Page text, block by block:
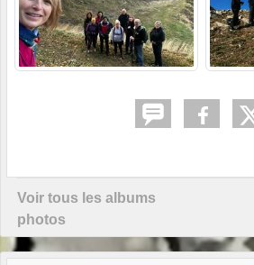
Voir tous les albums
photos